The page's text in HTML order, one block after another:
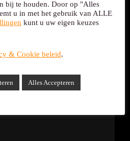
bij te houden. Door op "Alles
u in met het gebruik van ALLE
kunt u uw eigen keuzes
& Cookie beleid.
Alles Accepteren